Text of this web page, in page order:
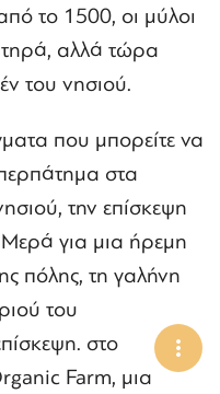
το 1500, οι μύλοι
αλλά τώρα
του νησιού.
που μπορείτε να
στα
την επίσκεψη
για μια ήρεμη
πόλης, τη γαλήνη
του
στο
Farm, μια